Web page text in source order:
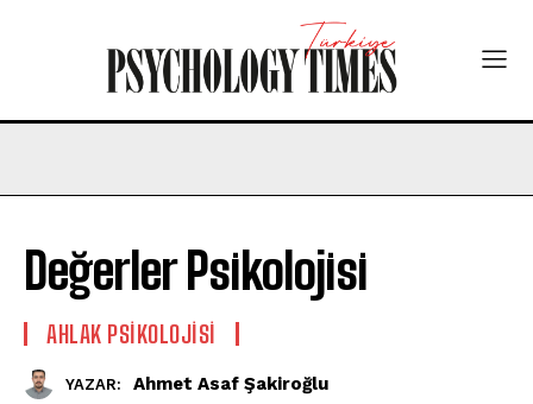
Değerler Psikolojisi
AHLAK PSIKOLOJISI
YAZAR: Ahmet Asaf Şakiroğlu